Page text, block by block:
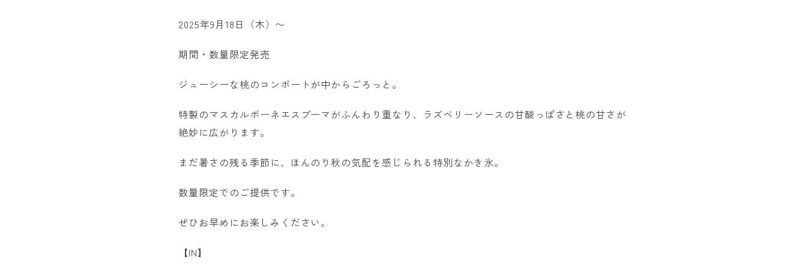
2025年9月18日（木）〜
期間・数量限定発売
ジューシーな桃のコンポートが中からごろっと。
特製のマスカルポーネエスプーマがふんわり重なり、ラズベリーソースの甘酸っぱさと桃の甘さが
絶妙に広がります。
まだ暑さの残る季節に、ほんのり秋の気配を感じられる特別なかき氷。
数量限定でのご提供です。
ぜひお早めにお楽しみください。
【IN】